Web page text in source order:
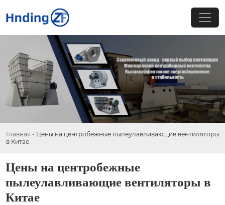
Главная - Цены на центробежные пылеулавливающие вентиляторы
в Китае
Цены на центробежные
пылеулавливающие вентиляторы в
Китае